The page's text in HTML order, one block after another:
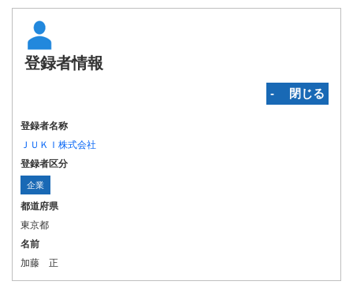
登録者情報
‐ 閉じる
登録者名称
ＪＵＫＩ株式会社
登録者区分
企業
都道府県
東京都
名前
加藤 正